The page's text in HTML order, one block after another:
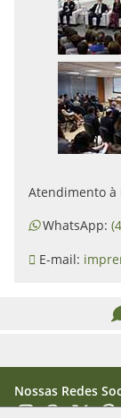
Atendimento à
WhatsApp:
E-mail:
Nossas Redes
AcessarAcessar